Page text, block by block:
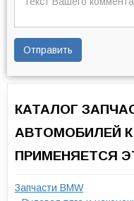
Отправить
КАТАЛОГ
АВТОМОБИЛЕЙ
ПРИМЕНЯЕТСЯ
Запчасти BMW